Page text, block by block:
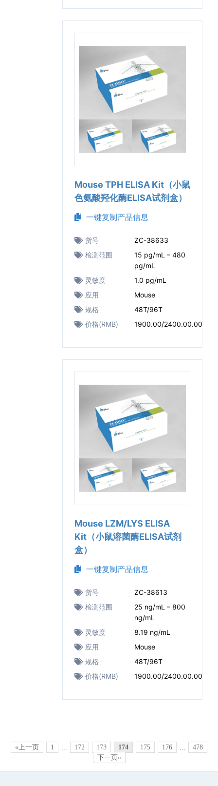
Mouse TPH ELISA Kit（小鼠
色氨酸羟化酶ELISA试剂盒）
一键复制产品信息
货号
ZC-38633
检测范围
15 pg/mL – 480
pg/mL
灵敏度
1.0 pg/mL
应用
Mouse
规格
48T/96T
价格(RMB)
1900.00/2400.00.00
Mouse LZM/LYS ELISA
Kit（小鼠溶菌酶ELISA试剂
盒）
一键复制产品信息
货号
ZC-38613
检测范围
25 ng/mL – 800
ng/mL
灵敏度
8.19 ng/mL
应用
Mouse
规格
48T/96T
价格(RMB)
1900.00/2400.00.00
«上一页 1 ... 172 173 174 175 176 ...
478
下一页»